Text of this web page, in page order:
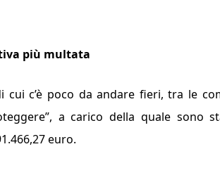
più multata
cui c’è poco da andare fieri, tra le
”, a carico della quale sono
euro.